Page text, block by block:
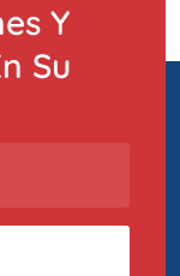
Y
Su